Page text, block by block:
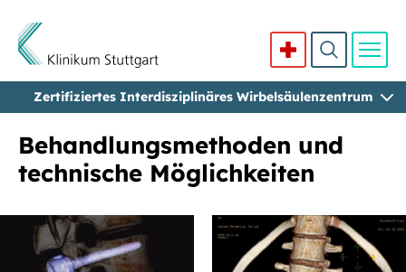
Direkt zum Inhalt
Zertifiziertes Interdisziplinäres Wirbelsäulenzentrum
Behandlungsmethoden und
technische Möglichkeiten